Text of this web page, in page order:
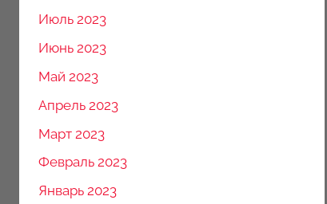
Июль 2023
Июнь 2023
Май 2023
Апрель 2023
Март 2023
Февраль 2023
Январь 2023